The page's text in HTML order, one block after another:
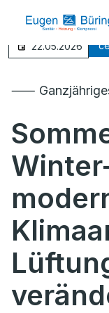
22.05.2026
⸺